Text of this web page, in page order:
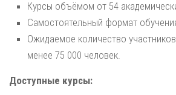
Курсы объёмом от 54
Самостоятельный формат
Ожидаемое количество
менее 75 000 человек.
Доступные курсы: